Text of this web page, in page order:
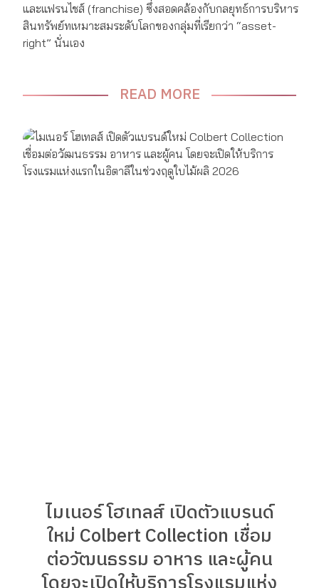
และแฟรนไชส์ (franchise) ซึ่งสอดคล้องกับกลยุทธ์การบริหาร
สินทรัพย์ทเหมาะสมระดับโลกของกลุ่มที่เรียกว่า “asset-
right” นั่นเอง
READ MORE
ไมเนอร์ โฮเทลส์ เปิดตัวแบรนด์
ใหม่ Colbert Collection เชื่อม
ต่อวัฒนธรรม อาหาร และผู้คน